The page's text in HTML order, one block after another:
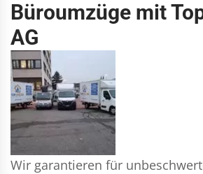
Büroumzüge mit
AG
Wir garantieren für